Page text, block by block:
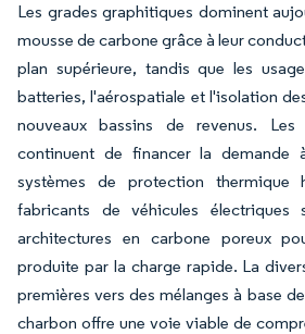
Les grades graphitiques dominent
mousse de carbone grâce à leur
plan supérieure, tandis que les
batteries, l'aérospatiale et l'isolation
nouveaux bassins de revenus.
continuent de financer la demande
systèmes de protection thermique
fabricants de véhicules électriques
architectures en carbone poreux
produite par la charge rapide. La
premières vers des mélanges à base
charbon offre une voie viable de